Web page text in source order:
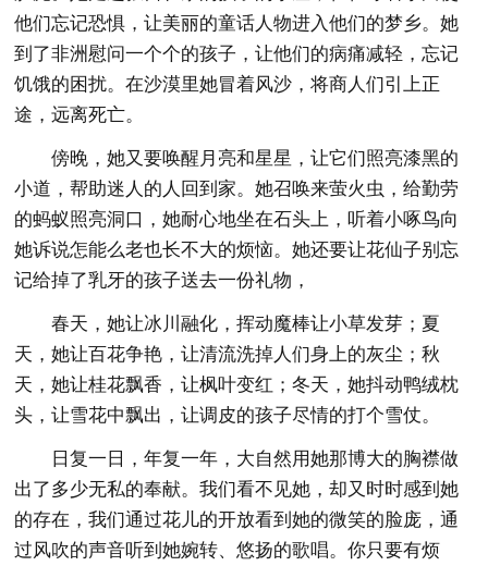
他们忘记恐惧，让美丽的童话人物进入他们的梦乡。她
到了非洲慰问一个个的孩子，让他们的病痛减轻，忘记
饥饿的困扰。在沙漠里她冒着风沙，将商人们引上正
途，远离死亡。
傍晚，她又要唤醒月亮和星星，让它们照亮漆黑的
小道，帮助迷人的人回到家。她召唤来萤火虫，给勤劳
的蚂蚁照亮洞口，她耐心地坐在石头上，听着小啄鸟向
她诉说怎能么老也长不大的烦恼。她还要让花仙子别忘
记给掉了乳牙的孩子送去一份礼物，
春天，她让冰川融化，挥动魔棒让小草发芽；夏
天，她让百花争艳，让清流洗掉人们身上的灰尘；秋
天，她让桂花飘香，让枫叶变红；冬天，她抖动鸭绒枕
头，让雪花中飘出，让调皮的孩子尽情的打个雪仗。
日复一日，年复一年，大自然用她那博大的胸襟做
出了多少无私的奉献。我们看不见她，却又时时感到她
的存在，我们通过花儿的开放看到她的微笑的脸庞，通
过风吹的声音听到她婉转、悠扬的歌唱。你只要有烦